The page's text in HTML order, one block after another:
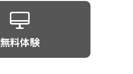
無料体験